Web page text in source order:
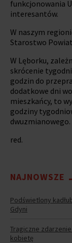
funkcjonowania
interesantów.
W naszym
Starostwo
W Lęborku,
skrócenie
godzin do
dodatkowe dni
mieszkańcy, to
godziny
dwuzmianowego.
red.
NAJNOWSZE
Podświetlony
Gdyni
Tragiczne
kobietę